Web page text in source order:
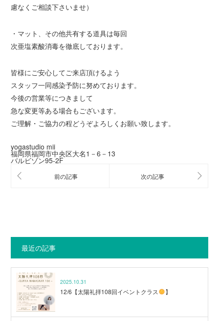
慮なくご相談下さいませ）
・マット、その他共有する道具は毎回
次亜塩素酸消毒を徹底しております。
皆様にご安心してご来店頂けるよう
スタッフ一同感染予防に努めております。
今後の営業等につきまして
急な変更等ある場合もございます。
ご理解・ご協力の程どうぞよろしくお願い致します。
yogastudio mii
福岡県福岡市中央区大名1－6－13
バルビゾン95-2F
最近の記事
2025.10.31
12/6【太陽礼拝108回イベントクラス 】